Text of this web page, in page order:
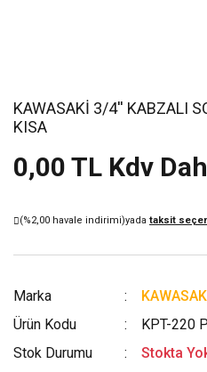
KAWASAKİ 3/4'' KABZALI
KISA
0,00 TL Kdv
(%2,00 havale indirimi)yada taksit
Marka
Ürün Kodu
KPT-220
Stok Durumu
Stokta